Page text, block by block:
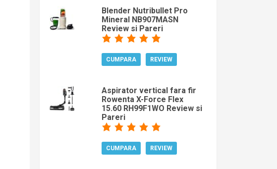
Blender Nutribullet Pro
Mineral NB907MASN
Review si Pareri
CUMPARA REVIEW
Aspirator vertical fara fir
Rowenta X-Force Flex
15.60 RH99F1WO Review si
Pareri
CUMPARA REVIEW